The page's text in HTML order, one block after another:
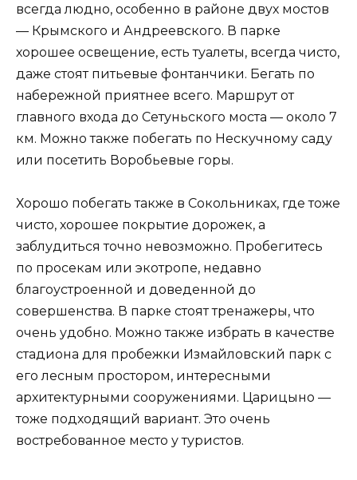
всегда людно, особенно в районе двух мостов
— Крымского и Андреевского. В парке
хорошее освещение, есть туалеты, всегда чисто,
даже стоят питьевые фонтанчики. Бегать по
набережной приятнее всего. Маршрут от
главного входа до Сетуньского моста — около 7
км. Можно также побегать по Нескучному саду
или посетить Воробьевые горы.
Хорошо побегать также в Сокольниках, где тоже
чисто, хорошее покрытие дорожек, а
заблудиться точно невозможно. Пробегитесь
по просекам или экотропе, недавно
благоустроенной и доведенной до
совершенства. В парке стоят тренажеры, что
очень удобно. Можно также избрать в качестве
стадиона для пробежки Измайловский парк с
его лесным простором, интересными
архитектурными сооружениями. Царицыно —
тоже подходящий вариант. Это очень
востребованное место у туристов.